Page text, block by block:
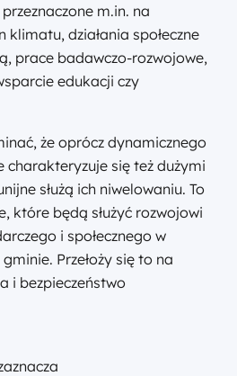
m.in. na
działania społeczne
prace badawczo-rozwojowe,
edukacji czy
że oprócz dynamicznego
charakteryzuje się też dużymi
służą ich niwelowaniu. To
które będą służyć rozwojowi
i społecznego w
Przełoży się to na
i bezpieczeństwo